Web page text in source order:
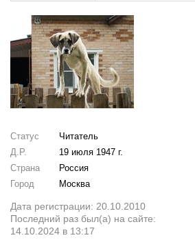
Статус
Читатель
Д.Р.
19 июля 1947 г.
Страна
Россия
Город
Москва
Дата регистрации: 20.10.2010
Последний раз был(а) на сайте:
14.10.2024 в 13:17